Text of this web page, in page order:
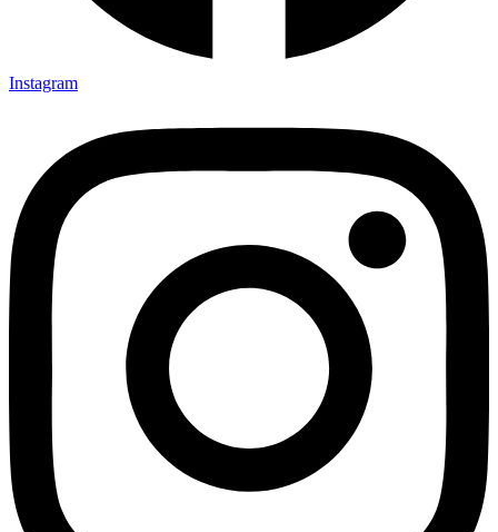
Instagram